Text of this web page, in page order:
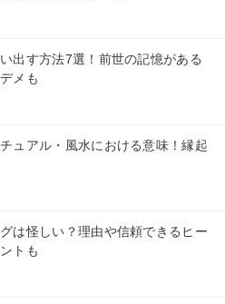
出す方法7選！前世の記憶がある
メも
ュアル・風水における意味！縁起
は怪しい？理由や信頼できるヒー
トも